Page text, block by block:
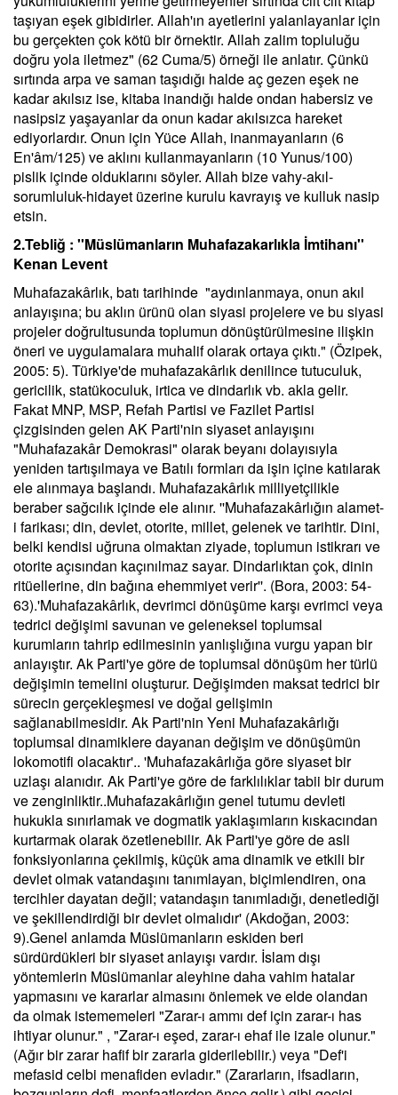
taşıyan eşek gibidirler. Allah'ın ayetlerini yalanlayanlar için
bu gerçekten çok kötü bir örnektir. Allah zalim topluluğu
doğru yola iletmez" (62 Cuma/5) örneği ile anlatır. Çünkü
sırtında arpa ve saman taşıdığı halde aç gezen eşek ne
kadar akılsız ise, kitaba inandığı halde ondan habersiz ve
nasipsiz yaşayanlar da onun kadar akılsızca hareket
ediyorlardır. Onun için Yüce Allah, inanmayanların (6
En'âm/125) ve aklını kullanmayanların (10 Yunus/100)
pislik içinde olduklarını söyler. Allah bize vahy-akıl-
sorumluluk-hidayet üzerine kurulu kavrayış ve kulluk nasip
etsin.
2.Tebliğ : ''Müslümanların Muhafazakarlıkla İmtihanı''
Kenan Levent
Muhafazakârlık, batı tarihinde "aydınlanmaya, onun akıl
anlayışına; bu aklın ürünü olan siyasi projelere ve bu siyasi
projeler doğrultusunda toplumun dönüştürülmesine ilişkin
öneri ve uygulamalara muhalif olarak ortaya çıktı." (Özipek,
2005: 5). Türkiye'de muhafazakârlık denilince tutuculuk,
gericilik, statükoculuk, irtica ve dindarlık vb. akla gelir.
Fakat MNP, MSP, Refah Partisi ve Fazilet Partisi
çizgisinden gelen AK Parti'nin siyaset anlayışını
"Muhafazakâr Demokrasi" olarak beyanı dolayısıyla
yeniden tartışılmaya ve Batılı formları da işin içine katılarak
ele alınmaya başlandı. Muhafazakârlık milliyetçilikle
beraber sağcılık içinde ele alınır. ''Muhafazakârlığın alamet-
i farikası; din, devlet, otorite, millet, gelenek ve tarihtir. Dini,
belki kendisi uğruna olmaktan ziyade, toplumun istikrarı ve
otorite açısından kaçınılmaz sayar. Dindarlıktan çok, dinin
ritüellerine, din bağına ehemmiyet verir''. (Bora, 2003: 54-
63).'Muhafazakârlık, devrimci dönüşüme karşı evrimci veya
tedrici değişimi savunan ve geleneksel toplumsal
kurumların tahrip edilmesinin yanlışlığına vurgu yapan bir
anlayıştır. Ak Parti'ye göre de toplumsal dönüşüm her türlü
değişimin temelini oluşturur. Değişimden maksat tedrici bir
sürecin gerçekleşmesi ve doğal gelişimin
sağlanabilmesidir. Ak Parti'nin Yeni Muhafazakârlığı
toplumsal dinamiklere dayanan değişim ve dönüşümün
lokomotifi olacaktır'.. 'Muhafazakârlığa göre siyaset bir
uzlaşı alanıdır. Ak Parti'ye göre de farklılıklar tabii bir durum
ve zenginliktir..Muhafazakârlığın genel tutumu devleti
hukukla sınırlamak ve dogmatik yaklaşımların kıskacından
kurtarmak olarak özetlenebilir. Ak Parti'ye göre de asli
fonksiyonlarına çekilmiş, küçük ama dinamik ve etkili bir
devlet olmak vatandaşını tanımlayan, biçimlendiren, ona
tercihler dayatan değil; vatandaşın tanımladığı, denetlediği
ve şekillendirdiği bir devlet olmalıdır' (Akdoğan, 2003:
9).Genel anlamda Müslümanların eskiden beri
sürdürdükleri bir siyaset anlayışı vardır. İslam dışı
yöntemlerin Müslümanlar aleyhine daha vahim hatalar
yapmasını ve kararlar almasını önlemek ve elde olandan
da olmak istememeleri "Zarar-ı ammı def için zarar-ı has
ihtiyar olunur." , "Zarar-ı eşed, zarar-ı ehaf ile izale olunur."
(Ağır bir zarar hafif bir zararla giderilebilir.) veya "Def'i
mefasid celbi menafiden evladır." (Zararların, ifsadların,